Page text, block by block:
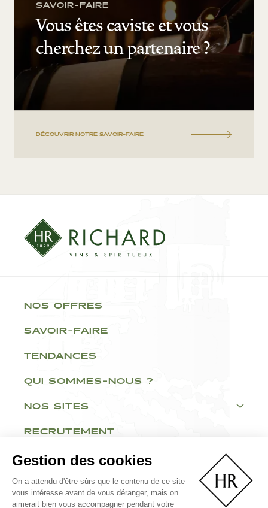
Gestion des cookies
On a attendu d'être sûrs que le contenu de ce site
vous intéresse avant de vous déranger, mais on
aimerait bien vous accompagner pendant votre
SAVOIR-FAIRE
Vous êtes caviste et vous
cherchez un partenaire ?
DÉCOUVRIR NOTRE SAVOIR-FAIRE
NOS OFFRES
SAVOIR-FAIRE
TENDANCES
QUI SOMMES-NOUS ?
NOS SITES
RECRUTEMENT